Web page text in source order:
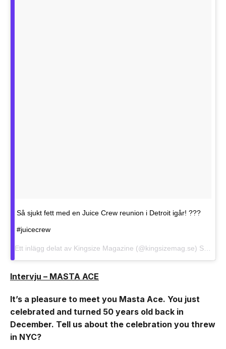
Så sjukt fett med en Juice Crew reunion i Detroit igår! ???
#juicecrew
Ett inlägg delat av Kingsize Magazine (@kingsizemag.se) Sep 4, 2017 kl. 9:17 PDT
Intervju – MASTA ACE
It’s a pleasure to meet you Masta Ace. You just
celebrated and turned 50 years old back in
December. Tell us about the celebration you threw
in NYC?